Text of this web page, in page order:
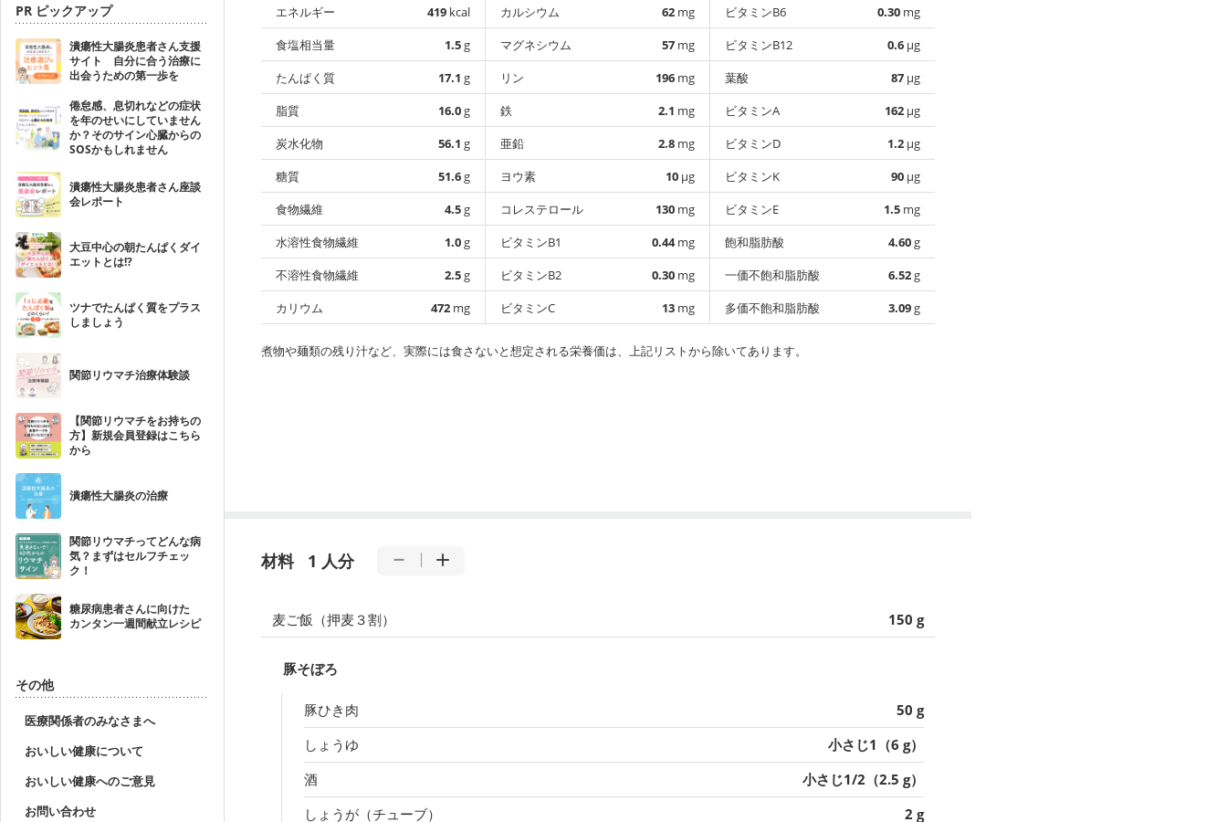
PR ピックアップ
潰瘍性大腸炎患者さん支援
サイト 自分に合う治療に
出会うための第一歩を
倦怠感、息切れなどの症状
を年のせいにしていません
か？そのサイン心臓からの
SOSかもしれません
潰瘍性大腸炎患者さん座談
会レポート
大豆中心の朝たんぱくダイ
エットとは!?
ツナでたんぱく質をプラス
しましょう
関節リウマチ治療体験談
【関節リウマチをお持ちの
方】新規会員登録はこちら
から
潰瘍性大腸炎の治療
関節リウマチってどんな病
気？まずはセルフチェッ
ク！
糖尿病患者さんに向けた
カンタン一週間献立レシピ
その他
医療関係者のみなさまへ
おいしい健康について
おいしい健康へのご意見
お問い合わせ
エネルギー 419 kcal
食塩相当量
1.5g
たんぱく質
17.1 g
脂質
16.0g
炭水化物
56.1 g
糖質
51.6g
食物繊維
4.5g
水溶性食物繊維
1.0g
不溶性食物繊維
2.5g
カリウム
472 mg
カルシウム 62 mg
マグネシウム
57 mg
リン
196 mg
鉄
2.1 mg
亜鉛
2.8 mg
ヨウ素
10 µg
コレステロール
130 mg
ビタミンB1
0.44mg
ビタミンB2
0.30 mg
ビタミンC
13 mg
ビタミンB6 0.30 mg
ビタミンB12
0.6 µg
葉酸
87 µg
ビタミンA
162 µg
ビタミンD
1.2 µg
ビタミンK
90 µg
ビタミンE
1.5 mg
飽和脂肪酸
4.60g
一価不飽和脂肪酸
6.52g
多価不飽和脂肪酸
3.09g
煮物や麺類の残り汁など、実際には食さないと想定される栄養価は、上記リストから除いてあります。
材料 1 人分
麦ご飯（押麦３割） 150 g
豚そぼろ
豚ひき肉
50 g
しょうゆ
小さじ1（6 g）
酒
小さじ1/2（2.5 g）
しょうが（チューブ）
2 g